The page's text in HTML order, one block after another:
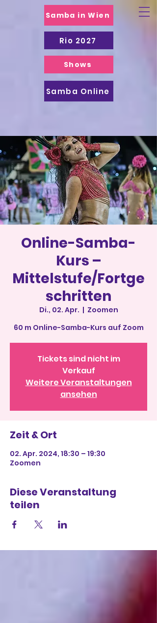
Samba in Wien
Samba Online
Shows
Rio 2027
Online-Samba-
Kurs –
Mittelstufe/Fortge
schritten
Di., 02. Apr.
  |
Zoomen
60 m Online-Samba-Kurs auf Zoom
Tickets sind nicht im
Verkauf
Weitere Veranstaltungen
ansehen
Zeit & Ort
02. Apr. 2024, 18:30 – 19:30
Zoomen
Diese Veranstaltung
teilen